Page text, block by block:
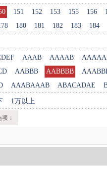
151 152 153 155 156
180 181 182 183 184
AAAB AAAAB
AABBB AABBBB
AAABAAAB ABACADAE
1万以上
项 ↓